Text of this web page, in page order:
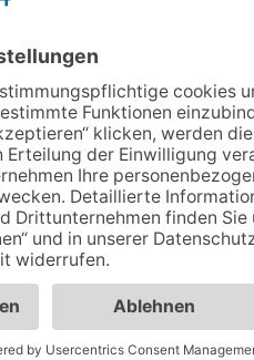
an Reptilien, Amphibien
exklusive Beratung und
2
uns vorbei und tauche ein